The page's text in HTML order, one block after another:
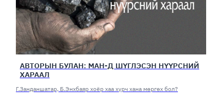
АВТОРЫН БУЛАН: МАН-Д ШҮГЛЭСЭН НҮҮРСНИЙ
ХАРААЛ
Г.Занданшатар, Б.Энхбаяр хоёр хаа хүрч хана мөргөх бол?